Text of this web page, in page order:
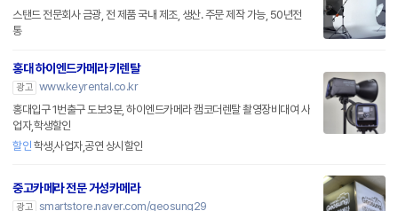
스탠드 전문회사 금광, 전 제품 국내 제조, 생산. 주문 제작 가능, 50년전
통
홍대 하이엔드카메라 키렌탈
광고 www.keyrental.co.kr
홍대입구 1번출구 도보3분, 하이엔드카메라 캠코더렌탈 촬영장비대여 사
업자,학생할인
할인 학생,사업자,공연 상시할인
중고카메라 전문 거성카메라
광고 smartstore.naver.com/geosung29